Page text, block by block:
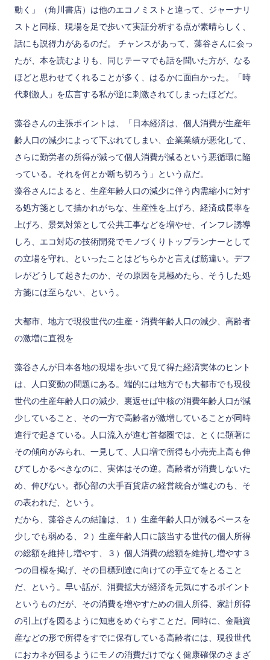
動く」（角川書店）は他のエコノミストと違って、ジャーナリ
ストと同様、現場を足で歩いて実証分析する点が素晴らしく、
話にも説得力があるのだ。 チャンスがあって、藻谷さんに会っ
たが、本を読むよりも、同じテーマでも話を聞いた方が、なる
ほどと思わせてくれることが多く、はるかに面白かった。「時
代刺激人」を広言する私が逆に刺激されてしまったほどだ。
藻谷さんの主張ポイントは、「日本経済は、個人消費が生産年
齢人口の減少によって下ぶれてしまい、企業業績が悪化して、
さらに勤労者の所得が減って個人消費が減るという悪循環に陥
っている。それを何とか断ち切ろう」という点だ。
藻谷さんによると、生産年齢人口の減少に伴う内需縮小に対す
る処方箋として描かれがちな、生産性を上げろ、経済成長率を
上げろ、景気対策として公共工事などを増やせ、インフレ誘導
しろ、エコ対応の技術開発でモノづくりトップランナーとして
の立場を守れ、といったことはどちらかと言えば筋違い。デフ
レがどうして起きたのか、その原因を見極めたら、そうした処
方箋には至らない、という。
大都市、地方で現役世代の生産・消費年齢人口の減少、高齢者
の激増に直視を
藻谷さんが日本各地の現場を歩いて見て得た経済実体のヒント
は、人口変動の問題にある。端的には地方でも大都市でも現役
世代の生産年齢人口の減少、裏返せば中核の消費年齢人口が減
少していること、その一方で高齢者が激増していることが同時
進行で起きている。人口流入が進む首都圏では、とくに顕著に
その傾向がみられ、一見して、人口増で所得も小売売上高も伸
びてしかるべきなのに、実体はその逆。高齢者が消費しないた
め、伸びない。都心部の大手百貨店の経営統合が進むのも、そ
の表われだ、という。
だから、藻谷さんの結論は、１）生産年齢人口が減るペースを
少しでも弱める、２）生産年齢人口に該当する世代の個人所得
の総額を維持し増やす、３）個人消費の総額を維持し増やす３
つの目標を掲げ、その目標到達に向けての手立てをとること
だ、という。早い話が、消費拡大が経済を元気にするポイント
というものだが、その消費を増やすための個人所得、家計所得
の引上げを図るように知恵をめぐらすことだ。同時に、金融資
産などの形で所得をすでに保有している高齢者には、現役世代
におカネが回るようにモノの消費だけでなく健康確保のさまざ